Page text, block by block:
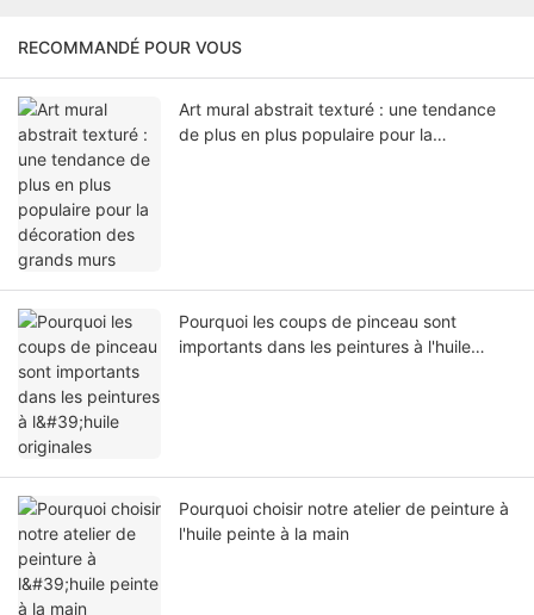
RECOMMANDÉ POUR VOUS
Art mural abstrait texturé : une tendance
de plus en plus populaire pour la
Pourquoi les coups de pinceau sont
importants dans les peintures à l'huile
Pourquoi choisir notre atelier de peinture à
l'huile peinte à la main